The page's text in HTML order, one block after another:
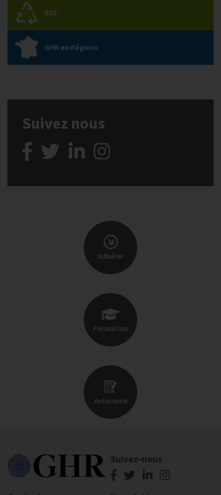
RSE
GHR en Régions
Suivez nous
Adhérer
Formation
Assurance
Suivez-nous